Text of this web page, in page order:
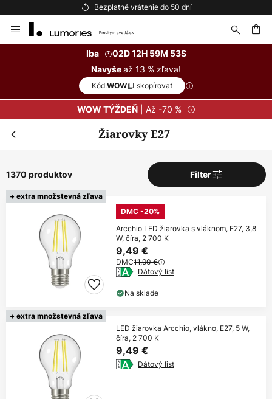
Bezplatné vrátenie do 50 dní
to
Iba
02D 12H 59M 51S
Navyšeaž 13 % zľava!
Kód:WOW skopírovať
WOW TÝŽDEŇ| Až -70 %
Žiarovky E27
1370 produktov Filter
+ extra množstevná zľava
DMC -20%
Arcchio LED žiarovka s vláknom, E27, 3,8
W, číra, 2 700 K
9,49 €
DMC11,90 €
Dátový list
Na sklade
+ extra množstevná zľava
LED žiarovka Arcchio, vlákno, E27, 5 W,
číra, 2 700 K
9,49 €
Dátový list